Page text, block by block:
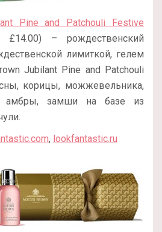
Pine and Patchouli Festive
£14.00) – рождественский
лимиткой, гелем
Jubilant Pine and Patchouli
корицы, можжевельника,
амбры, замши на базе из
, lookfantastic.ru